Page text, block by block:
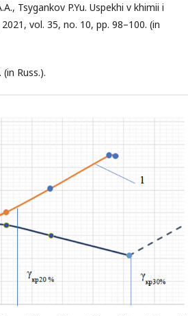
Tsygankov P.Yu. Uspekhi v khimii i
vol. 35, no. 10, pp. 98–100. (in
Russ.).